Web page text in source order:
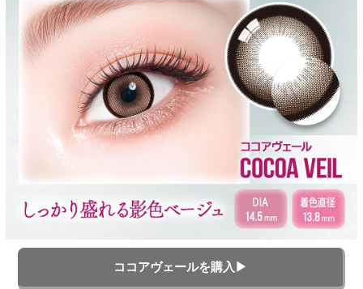
ココアヴェールを購入▶